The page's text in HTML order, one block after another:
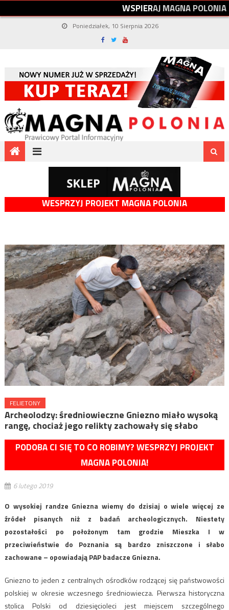
WSPIERAJMAGNAPOLONIA
Poniedziałek, 10 Sierpnia 2026
WESPRZYJ PROJEKT MAGNA POLONIA
FELIETONY
Archeolodzy: średniowieczne Gniezno miało wysoką
rangę, chociaż jego relikty zachowały się słabo
PODOBA CI SIĘ TO CO ROBIMY? WESPRZYJ PROJEKT
MAGNA POLONIA!
6 lutego 2019
O wysokiej randze Gniezna wiemy do dzisiaj o wiele więcej ze
źródeł pisanych niż z badań archeologicznych. Niestety
pozostałości po położonym tam grodzie Mieszka I w
przeciwieństwie do Poznania są bardzo zniszczone i słabo
zachowane – opowiadają PAP badacze Gniezna.
Gniezno to jeden z centralnych ośrodków rodzącej się państwowości
polskiej w okresie wczesnego średniowiecza. Pierwsza historyczna
stolica Polski od dziesięcioleci jest miejscem szczególnego